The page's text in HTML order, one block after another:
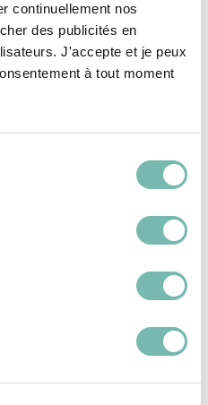
continuellement nos
des publicités en
J'accepte et je peux
à tout moment
Robe Courte Fluide
Zébrée Essentiel
IXELLES